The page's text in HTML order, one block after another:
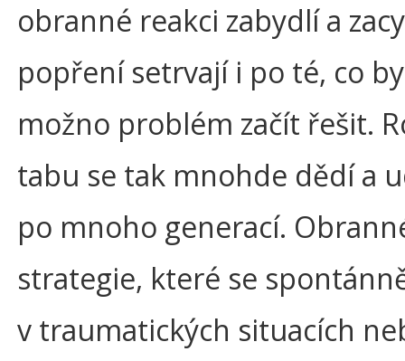
obranné reakci zabydlí a
popření setrvají i po té, co
možno problém začít řešit.
tabu se tak mnohde dědí a
po mnoho generací.
strategie, které se
v traumatických situacích